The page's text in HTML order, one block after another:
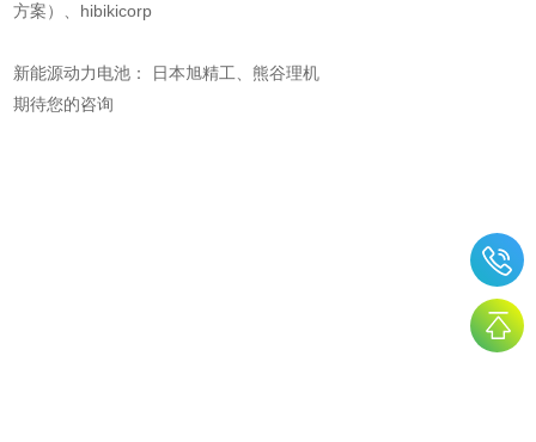
方案）、hibikicorp
新能源动力电池： 日本旭精工、熊谷理机
期待您的咨询